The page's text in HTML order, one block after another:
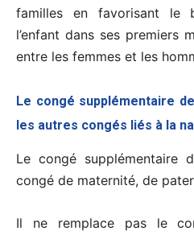
familles en favorisant le
l’enfant dans ses premiers
entre les femmes et les
Le congé supplémentaire
les autres congés liés à la
Le congé supplémentaire
congé de maternité, de
Il ne remplace pas le